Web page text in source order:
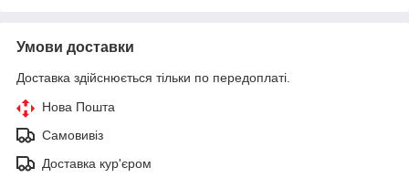
Умови доставки
Доставка здійснюється тільки по передоплаті.
Нова Пошта
Самовивіз
Доставка кур'єром